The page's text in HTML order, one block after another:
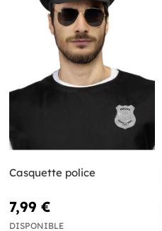
Casquette police
7,99 €
DISPONIBLE